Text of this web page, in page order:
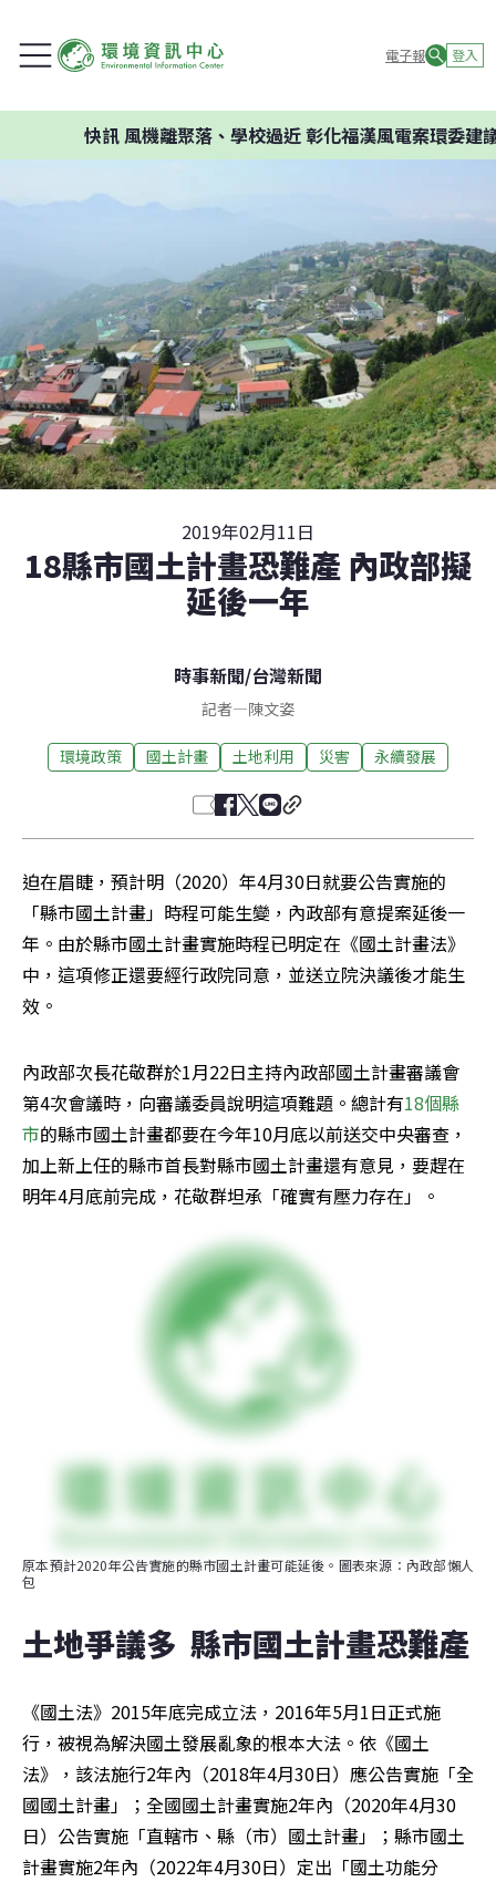
電子報 登入
風機離聚落、學校過近 彰化福漢風電案環委建議不
2019年02月11日
18縣市國土計畫恐難產 內政部擬
延後一年
時事新聞/台灣新聞
記者—陳文姿
環境政策 國土計畫 土地利用 災害 永續發展
迫在眉睫，預計明（2020）年4月30日就要公告實施的
「縣市國土計畫」時程可能生變，內政部有意提案延後一
年。由於縣市國土計畫實施時程已明定在《國土計畫法》
中，這項修正還要經行政院同意，並送立院決議後才能生
效。
內政部次長花敬群於1月22日主持內政部國土計畫審議會
第4次會議時，向審議委員說明這項難題。總計有18個縣
市的縣市國土計畫都要在今年10月底以前送交中央審查，
加上新上任的縣市首長對縣市國土計畫還有意見，要趕在
明年4月底前完成，花敬群坦承「確實有壓力存在」。
原本預計2020年公告實施的縣市國土計畫可能延後。圖表來源：內政部懶人
包
土地爭議多  縣市國土計畫恐難產
《國土法》2015年底完成立法，2016年5月1日正式施
行，被視為解決國土發展亂象的根本大法。依《國土
法》，該法施行2年內（2018年4月30日）應公告實施「全
國國土計畫」；全國國土計畫實施2年內（2020年4月30
日）公告實施「直轄市、縣（市）國土計畫」；縣市國土
計畫實施2年內（2022年4月30日）定出「國土功能分